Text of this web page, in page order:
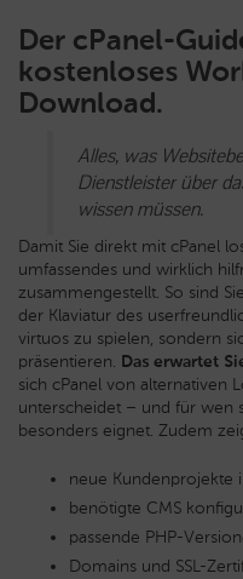
Der cPanel-
kostenloses
Download.
Alles, was
Dienstleister über
wissen müssen.
Damit Sie direkt mit cPanel
umfassendes und wirklich
zusammengestellt. So sind
der Klaviatur des
virtuos zu spielen, sondern
präsentieren. Das erwartet
sich cPanel von alternativen
unterscheidet – und für wen
besonders eignet. Zudem
neue Kundenprojekte
benötigte CMS
passende PHP-
Domains und SSL-